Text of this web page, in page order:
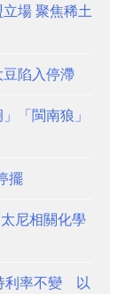
場 聚焦稀土
陷入停滯
「閩南狼」
擺
尼相關化學
利率不變 以